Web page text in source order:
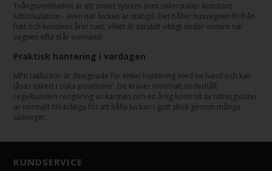
Tvångsventilation är ett smart system som säkerställer konstant
luftcirkulation - även när luckan är stängd. Det håller husvagnen fri från
fukt och kondens året runt, vilket är särskilt viktigt under vintern när
vagnen ofta står oanvänd.
Praktisk hantering i vardagen
MPK takluckor är designade för enkel hantering med en hand och kan
låsas säkert i olika positioner. De kräver minimalt underhåll;
regelbunden rengöring av karmen och en årlig kontroll av tätningslister
är normalt tillräckliga för att hålla luckan i gott skick genom många
säsonger.
KUNDSERVICE